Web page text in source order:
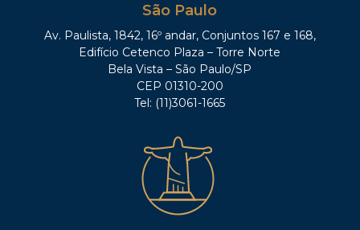
São Paulo
Av. Paulista, 1842, 16º andar, Conjuntos 167 e 168,
Edifício Cetenco Plaza – Torre Norte
Bela Vista – São Paulo/SP
CEP 01310-200
Tel: (11)3061-1665